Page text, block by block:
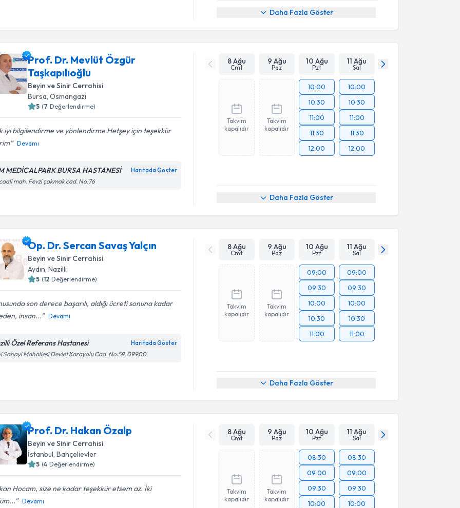
Daha Fazla Göster
Prof. Dr. Mevlüt Özgür
Taşkapılıoğlu
Beyin ve Sinir Cerrahisi
Bursa,Osmangazi
5 (7 Değerlendirme)
iyi bilgilendirme ve yönlendirme Hetşey için teşekkür
Devamı
MEDİCALPARK BURSA HASTANESİ Haritada Göster
mah. Fevzi çakmak cad. No:76
8 Ağu
Cmt
9 Ağu
Paz
10 Ağu
Pzt
11 Ağu
Sal
Takvim
kapalıdır
Takvim
kapalıdır
10:00
10:30
11:00
11:30
12:00
10:00
10:30
11:00
11:30
12:00
Daha Fazla Göster
Op. Dr. Sercan Savaş Yalçın
Beyin ve Sinir Cerrahisi
Aydın ,Nazilli
5 (12 Değerlendirme)
son derece başarılı, aldığı ücreti sonuna kadar
insan...
Devamı
Özel Referans Hastanesi Haritada Göster
Sanayi Mahallesi Devlet Karayolu Cad. No:59, 09900
8 Ağu
Cmt
9 Ağu
Paz
10 Ağu
Pzt
11 Ağu
Sal
Takvim
kapalıdır
Takvim
kapalıdır
09:00
09:30
10:00
10:30
11:00
09:00
09:30
10:00
10:30
11:00
Daha Fazla Göster
Prof. Dr. Hakan Özalp
Beyin ve Sinir Cerrahisi
İstanbul,Bahçelievler
5 (4 Değerlendirme)
Hocam, size ne kadar teşekkür etsem az. İki
Devamı
8 Ağu
Cmt
9 Ağu
Paz
10 Ağu
Pzt
11 Ağu
Sal
Takvim
kapalıdır
Takvim
kapalıdır
08:30
09:00
09:30
10:00
08:30
09:00
09:30
10:00